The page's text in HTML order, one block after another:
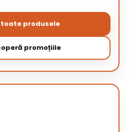
toate produsele
promoțiile